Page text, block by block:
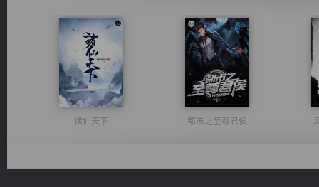
诸仙天下 都市之至尊君侯